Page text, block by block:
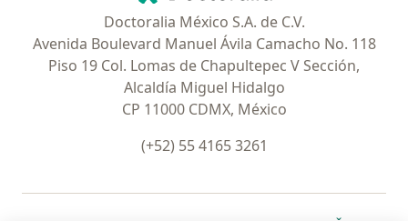
Doctoralia México S.A. de C.V.
Avenida Boulevard Manuel Ávila Camacho No. 118
Piso 19 Col. Lomas de Chapultepec V Sección,
Alcaldía Miguel Hidalgo
CP 11000 CDMX, México
(+52) 55 4165 3261